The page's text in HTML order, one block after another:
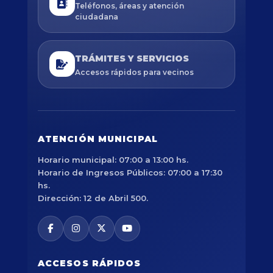
Teléfonos, áreas y atención
ciudadana
TRÁMITES Y SERVICIOS
Accesos rápidos para vecinos
ATENCIÓN MUNICIPAL
Horario municipal: 07:00 a 13:00 hs.
Horario de Ingresos Públicos: 07:00 a 17:30
hs.
Dirección: 12 de Abril 500.
ACCESOS RÁPIDOS